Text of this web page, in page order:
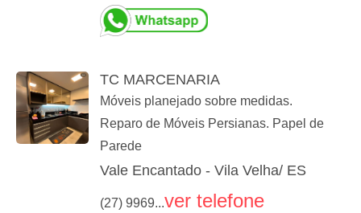
TC MARCENARIA
Móveis planejado sobre medidas.
Reparo de Móveis Persianas. Papel de
Parede
Vale Encantado - Vila Velha/ ES
(27) 9969...ver telefone